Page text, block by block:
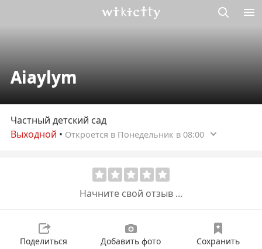
Aiaylym
Частный детский сад
Выходной • Откроется в Понедельник в 08:00
Начните свой отзыв ...
Поделиться Добавить фото Сохранить